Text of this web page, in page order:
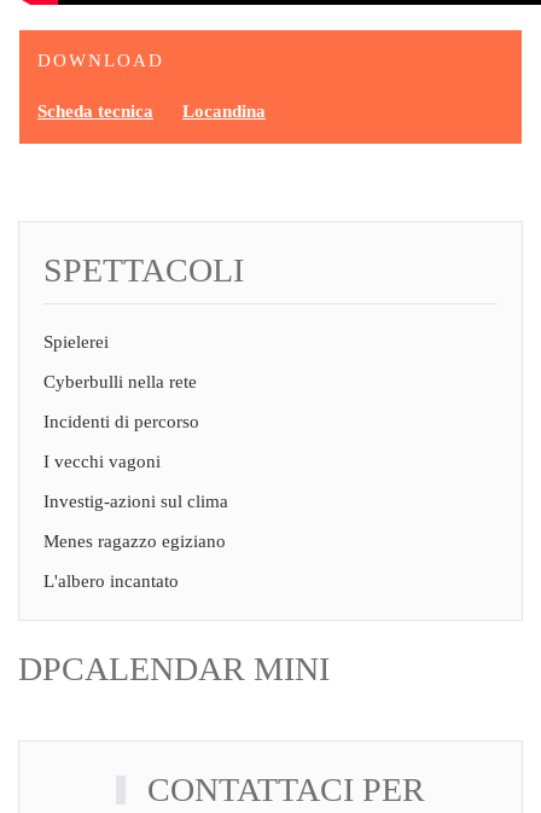
DOWNLOAD
Scheda tecnica Locandina
SPETTACOLI
Spielerei
Cyberbulli nella rete
Incidenti di percorso
I vecchi vagoni
Investig-azioni sul clima
Menes ragazzo egiziano
L'albero incantato
DPCALENDAR MINI
CONTATTACI PER